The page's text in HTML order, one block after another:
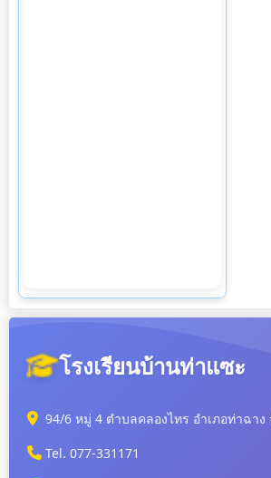
โรงเรียนบ้านท่าแซะ
94/6 หมู่ 4 ตำบลคลองไทร อำเภอท่าฉา
Tel. 077-331171